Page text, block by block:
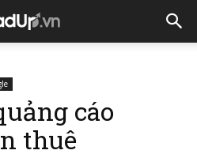
cáo
thuê